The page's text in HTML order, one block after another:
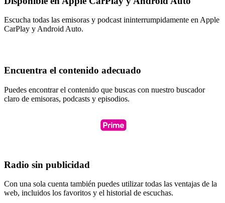
Escucha todas las emisoras y podcast ininterrumpidamente en Apple
CarPlay y Android Auto.
Encuentra el contenido adecuado
Puedes encontrar el contenido que buscas con nuestro buscador
claro de emisoras, podcasts y episodios.
Radio sin publicidad
Con una sola cuenta también puedes utilizar todas las ventajas de la
web, incluidos los favoritos y el historial de escuchas.